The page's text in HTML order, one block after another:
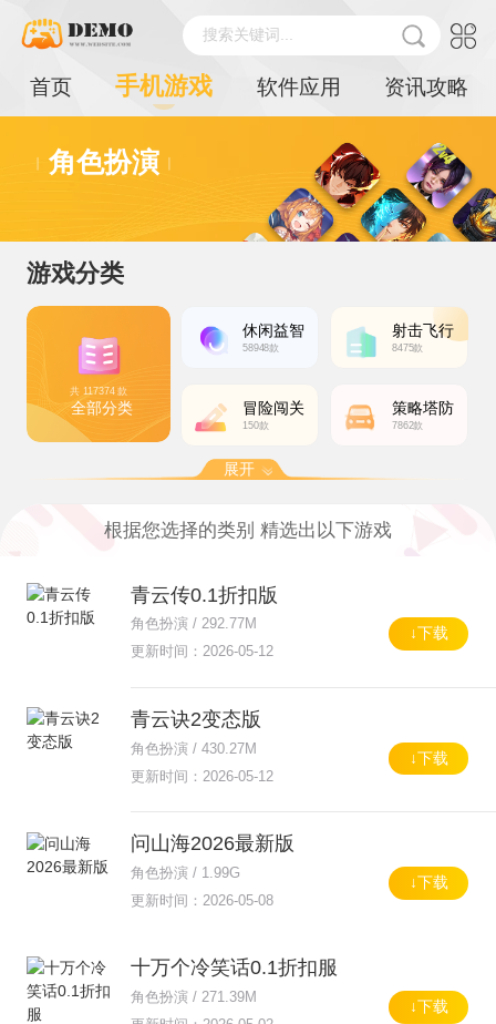
搜索关键词...
首页 手机游戏 软件应用 资讯攻略
角色扮演
游戏分类
共 117374 款
全部分类
休闲益智
58948款
射击飞行
8475款
冒险闯关
150款
策略塔防
7862款
动作格斗 体育运动 角色扮演
卡牌对战 休闲游戏
136款
游戏工具
热门手游
展开
根据您选择的类别 精选出以下游戏
青云传0.1折扣版
角色扮演 / 292.77M
更新时间：2026-05-12
↓下载
青云诀2变态版
角色扮演 / 430.27M
更新时间：2026-05-12
↓下载
问山海2026最新版
角色扮演 / 1.99G
更新时间：2026-05-08
↓下载
十万个冷笑话0.1折扣服
角色扮演 / 271.39M
↓下载